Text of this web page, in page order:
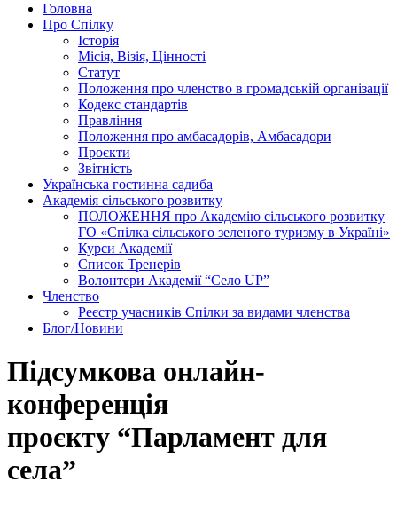
Головна
Про Спілку
Історія
Місія, Візія, Цінності
Статут
Положення про членство в громадській організації
Кодекс стандартів
Правління
Положення про амбасадорів, Амбасадори
Проєкти
Звітність
Українська гостинна садиба
Академія сільського розвитку
ПОЛОЖЕННЯ про Академію cільського розвитку
ГО «Спілка сільського зеленого туризму в Україні»
Курси Академії
Список Тренерів
Волонтери Академії “Село UP”
Членство
Реєстр учасників Спілки за видами членства
Блог/Новини
Підсумкова онлайн-
конференція
проєкту “Парламент для
села”